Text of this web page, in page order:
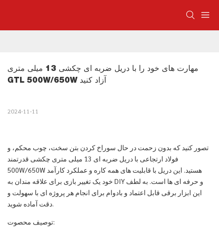
مهارت های خود را با دریل ضربه ای چکشی 13 میلی متری
GTL 500W/650W آزاد کنید
2024-11-11
تصور کنید که بدون زحمت در حال سوراخ کردن بتن سخت، چوب محکم، و
فولاد ارتجاعی با دریل ضربه ای 13 میلی متری چکشی قدرتمند
500W/650W هستید. این دریل با قابلیت های همه کاره و عملکرد کارآمد
خود یک تغییر بازی برای علاقه مندان به DIY و حرفه ای ها است. به لطف
این ابزار برقی قابل اعتماد و بادوام برای انجام هر پروژه ای با سهولت و
دقت آماده شوید.
توصیف محصوت: